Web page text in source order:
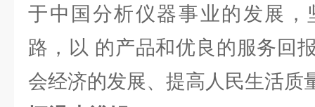
于中国分析仪器事业的发展，
路，以 的产品和优良的服务回
会经济的发展、提高人民生活质